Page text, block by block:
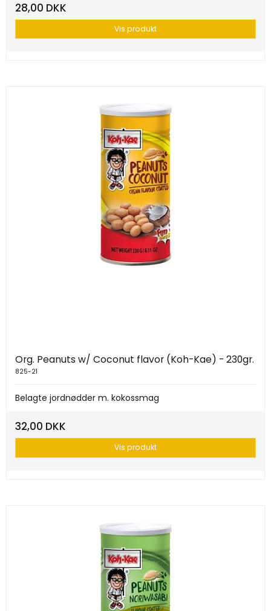
28,00 DKK
Vis produkt
Org. Peanuts w/ Coconut flavor (Koh-Kae) - 230gr.
825-21
Belagte jordnødder m. kokossmag
32,00 DKK
Vis produkt